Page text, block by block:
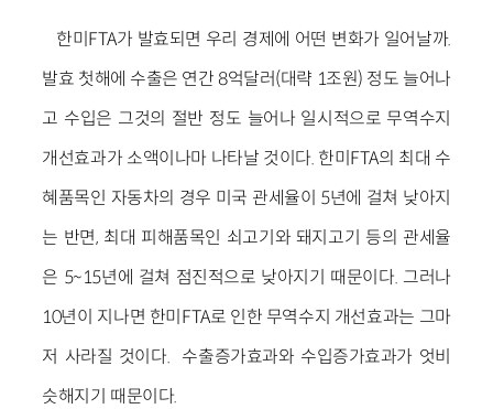
한미FTA가 발효되면 우리 경제에 어떤 변화가 일어날까.
발효 첫해에 수출은 연간 8억달러(대략 1조원) 정도 늘어나
고 수입은 그것의 절반 정도 늘어나 일시적으로 무역수지
개선효과가 소액이나마 나타날 것이다. 한미FTA의 최대 수
혜품목인 자동차의 경우 미국 관세율이 5년에 걸쳐 낮아지
는 반면, 최대 피해품목인 쇠고기와 돼지고기 등의 관세율
은 5~15년에 걸쳐 점진적으로 낮아지기 때문이다. 그러나
10년이 지나면 한미FTA로 인한 무역수지 개선효과는 그마
저 사라질 것이다. 수출증가효과와 수입증가효과가 엇비
슷해지기 때문이다.